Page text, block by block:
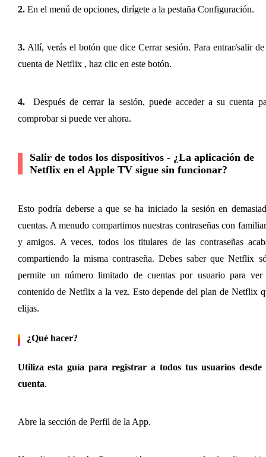
2. En el menú de opciones, dirígete a la pestaña Configuración.
3. Allí, verás el botón que dice Cerrar sesión. Para entrar/salir
cuenta de Netflix , haz clic en este botón.
4.
Después de cerrar la sesión, puede acceder a su cuenta
comprobar si puede ver ahora.
Salir de todos los dispositivos - ¿La aplicación de
Netflix en el Apple TV sigue sin funcionar?
Esto podría deberse a que se ha iniciado la sesión en
cuentas. A menudo compartimos nuestras contraseñas con
y amigos. A veces, todos los titulares de las contraseñas
compartiendo la misma contraseña. Debes saber que Netflix
permite un número limitado de cuentas por usuario para ver
contenido de Netflix a la vez. Esto depende del plan de Netflix
elijas.
¿Qué hacer?
Utiliza esta guía para registrar a todos tus usuarios desde
cuenta.
Abre la sección de Perfil de la App.